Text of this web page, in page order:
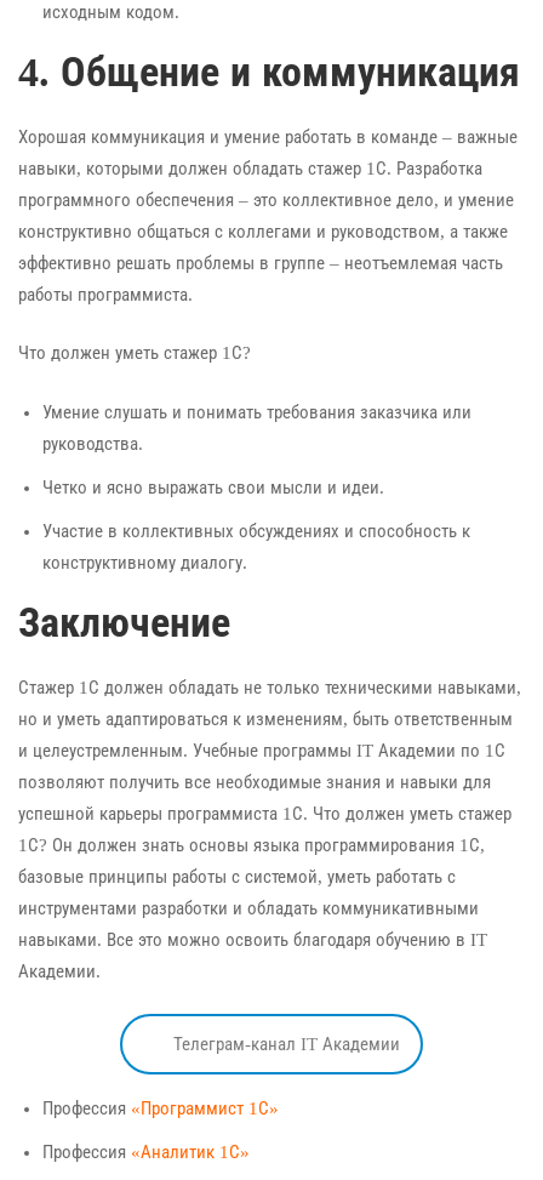
исходным кодом.
4. Общение и коммуникация
Хорошая коммуникация и умение работать в команде – важные
навыки, которыми должен обладать стажер 1С. Разработка
программного обеспечения – это коллективное дело, и умение
конструктивно общаться с коллегами и руководством, а также
эффективно решать проблемы в группе – неотъемлемая часть
работы программиста.
Что должен уметь стажер 1С?
Умение слушать и понимать требования заказчика или
руководства.
Четко и ясно выражать свои мысли и идеи.
Участие в коллективных обсуждениях и способность к
конструктивному диалогу.
Заключение
Стажер 1С должен обладать не только техническими навыками,
но и уметь адаптироваться к изменениям, быть ответственным
и целеустремленным. Учебные программы IT Академии по 1С
позволяют получить все необходимые знания и навыки для
успешной карьеры программиста 1С. Что должен уметь стажер
1С? Он должен знать основы языка программирования 1С,
базовые принципы работы с системой, уметь работать с
инструментами разработки и обладать коммуникативными
навыками. Все это можно освоить благодаря обучению в IT
Академии.
Телеграм-канал IT Академии
Профессия «Программист 1С»
Профессия «Аналитик 1С»